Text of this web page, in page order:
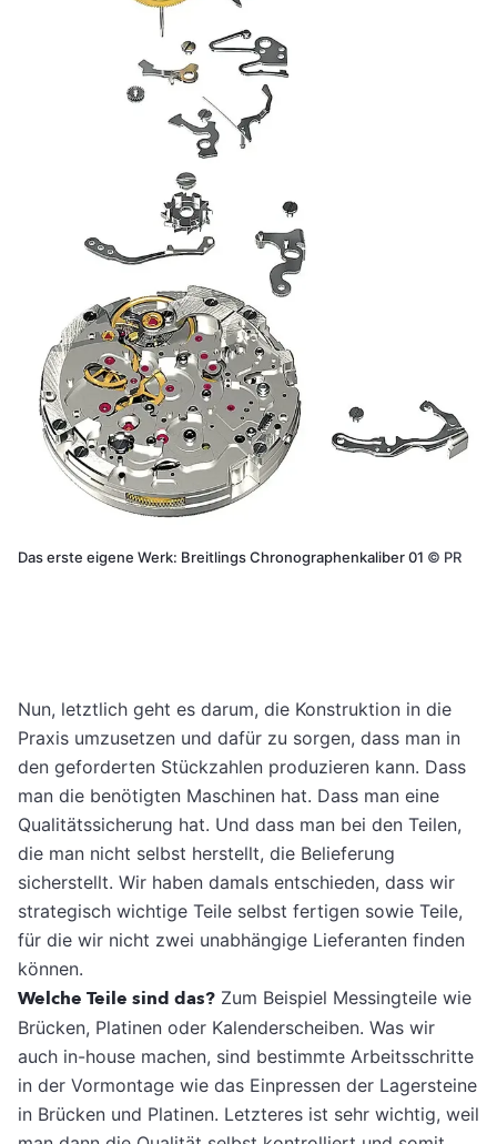
Das erste eigene Werk: Breitlings Chronographenkaliber 01 © PR
Nun, letztlich geht es darum, die Konstruktion in die
Praxis umzusetzen und dafür zu sorgen, dass man in
den geforderten Stückzahlen produzieren kann. Dass
man die benötigten Maschinen hat. Dass man eine
Qualitätssicherung hat. Und dass man bei den Teilen,
die man nicht selbst herstellt, die Belieferung
sicherstellt. Wir haben damals entschieden, dass wir
strategisch wichtige Teile selbst fertigen sowie Teile,
für die wir nicht zwei unabhängige Lieferanten finden
können.
Welche Teile sind das? Zum Beispiel Messingteile wie
Brücken, Platinen oder Kalenderscheiben. Was wir
auch in-house machen, sind bestimmte Arbeitsschritte
in der Vormontage wie das Einpressen der Lagersteine
in Brücken und Platinen. Letzteres ist sehr wichtig, weil